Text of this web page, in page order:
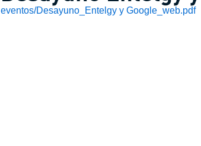
eventos/Desayuno_Entelgy y Google_web.pdf